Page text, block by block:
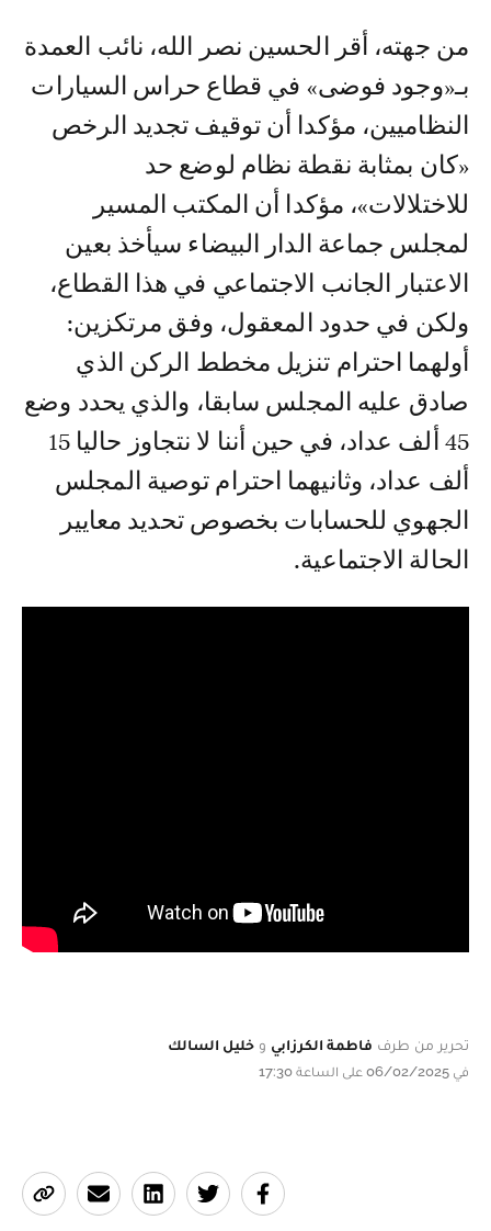
من جهته، أقر الحسين نصر الله، نائب العمدة
بـ«وجود فوضى» في قطاع حراس السيارات
النظاميين، مؤكدا أن توقيف تجديد الرخص
«كان بمثابة نقطة نظام لوضع حد
للاختلالات»، مؤكدا أن المكتب المسير
لمجلس جماعة الدار البيضاء سيأخذ بعين
الاعتبار الجانب الاجتماعي في هذا القطاع،
ولكن في حدود المعقول، وفق مرتكزين:
أولهما احترام تنزيل مخطط الركن الذي
صادق عليه المجلس سابقا، والذي يحدد وضع
45 ألف عداد، في حين أننا لا نتجاوز حاليا 15
ألف عداد، وثانيهما احترام توصية المجلس
الجهوي للحسابات بخصوص تحديد معايير
الحالة الاجتماعية.
تحرير من طرف فاطمة الكرزابي و خليل السالك
في 06/02/2025 على الساعة 17:30